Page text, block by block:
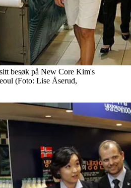
besøk på New Core Kim's
(Foto: Lise Åserud,